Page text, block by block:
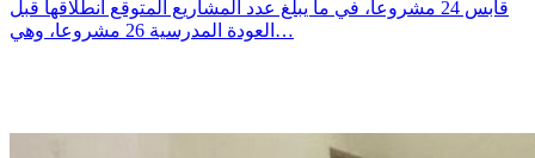
قابس 24 مشروعا، في ما يبلغ عدد المشاريع المتوقع انطلاقها قبل
العودة المدرسية 26 مشروعا، وهي…